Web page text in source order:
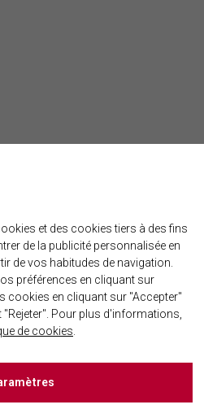
BARNES MARBELLA
international.com
25 01 89
et des cookies tiers à des fins
de la publicité personnalisée en
de vos habitudes de navigation.
préférences en cliquant sur
cookies en cliquant sur "Accepter"
Pour plus d'informations,
de cookies